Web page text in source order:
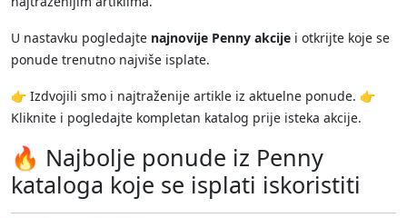
U nastavku pogledajte najnovije Penny akcije i otkrijte koje se
ponude trenutno najviše isplate.
👉 Izdvojili smo i najtraženije artikle iz aktuelne ponude. 👉
Kliknite i pogledajte kompletan katalog prije isteka akcije.
🔥 Najbolje ponude iz Penny
kataloga koje se isplati iskoristiti